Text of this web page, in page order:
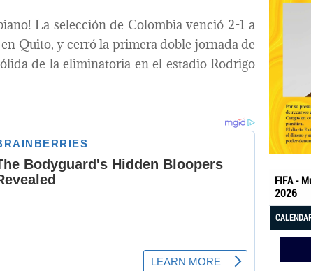
La selección de Colombia venció 2-1 a
Quito, y cerró la primera doble jornada de
de la eliminatoria en el estadio Rodrigo